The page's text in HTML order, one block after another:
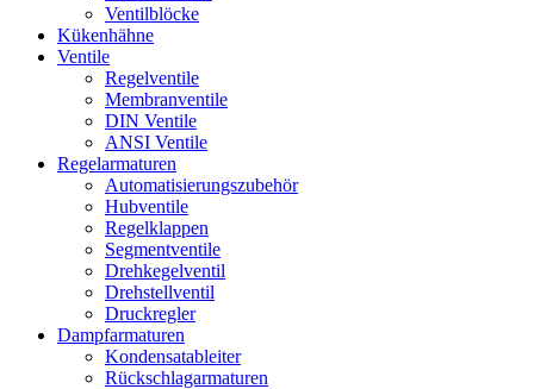
Ventilblöcke
Kükenhähne
Ventile
Regelventile
Membranventile
DIN Ventile
ANSI Ventile
Regelarmaturen
Automatisierungszubehör
Hubventile
Regelklappen
Segmentventile
Drehkegelventil
Drehstellventil
Druckregler
Dampfarmaturen
Kondensatableiter
Rückschlagarmaturen